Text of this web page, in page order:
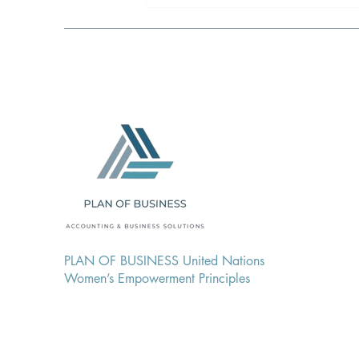
Εργαλεία Ανάλυσης
PLAN OF BUSINESS United Nations
Women’s Empowerment Principles